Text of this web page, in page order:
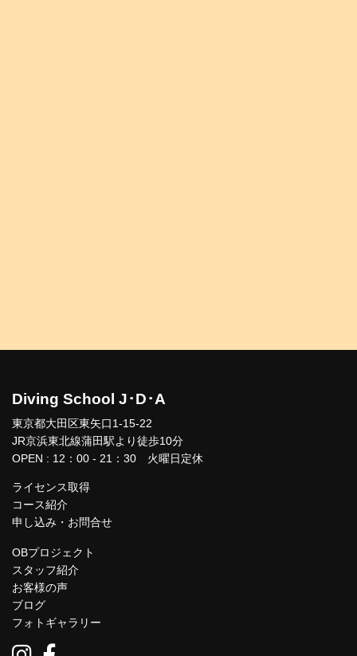
Diving School J･D･A
東京都大田区東矢口1-15-22
JR京浜東北線蒲田駅より徒歩10分
OPEN : 12：00 - 21：30 火曜日定休
ライセンス取得
コース紹介
申し込み・お問合せ
OBプロジェクト
スタッフ紹介
お客様の声
ブログ
フォトギャラリー